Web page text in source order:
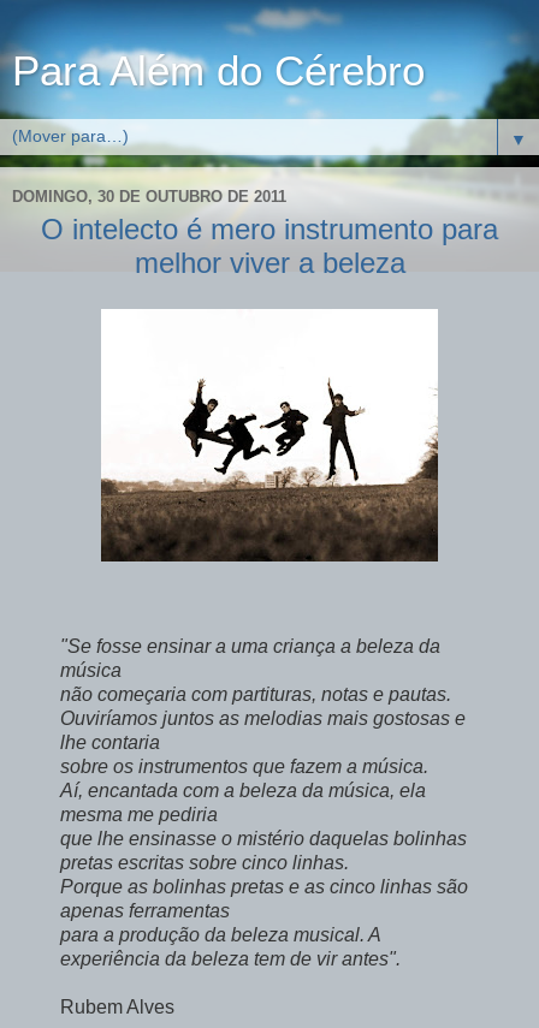
Para Além do Cérebro
▼
DOMINGO, 30 DE OUTUBRO DE 2011
O intelecto é mero instrumento para
melhor viver a beleza
"Se fosse ensinar a uma criança a beleza da
música
não começaria com partituras, notas e pautas.
Ouviríamos juntos as melodias mais gostosas e
lhe contaria
sobre os instrumentos que fazem a música.
Aí, encantada com a beleza da música, ela
mesma me pediria
que lhe ensinasse o mistério daquelas bolinhas
pretas escritas sobre cinco linhas.
Porque as bolinhas pretas e as cinco linhas são
apenas ferramentas
para a produção da beleza musical. A
experiência da beleza tem de vir antes".
Rubem Alves